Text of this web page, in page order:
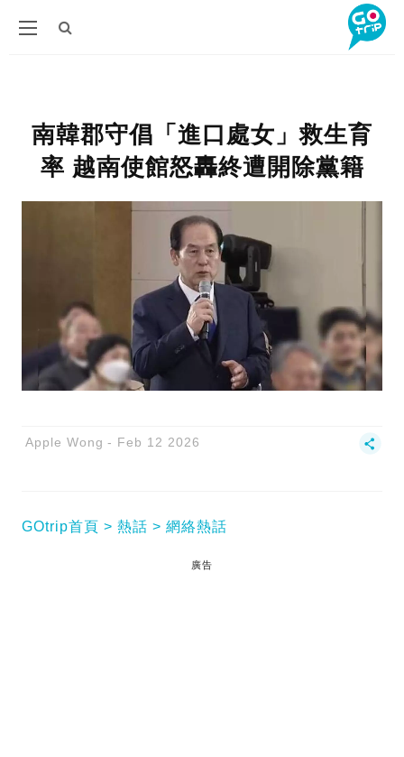
南韓郡守倡「進口處女」救生育
率 越南使館怒轟終遭開除黨籍
Apple Wong Feb 12 2026
GOtrip首頁 熱話 網絡熱話
廣告